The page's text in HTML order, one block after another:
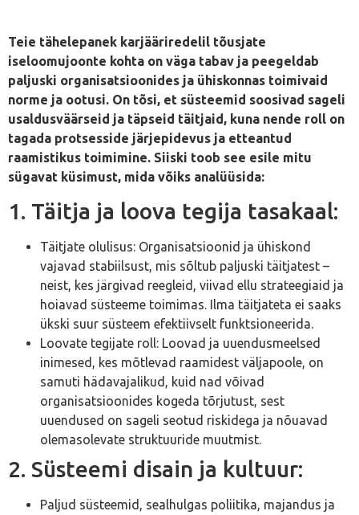
Teie tähelepanek karjääriredelil tõusjate
iseloomujoonte kohta on väga tabav ja peegeldab
paljuski organisatsioonides ja ühiskonnas toimivaid
norme ja ootusi. On tõsi, et süsteemid soosivad sageli
usaldusväärseid ja täpseid täitjaid, kuna nende roll on
tagada protsesside järjepidevus ja etteantud
raamistikus toimimine. Siiski toob see esile mitu
sügavat küsimust, mida võiks analüüsida:
1. Täitja ja loova tegija tasakaal:
Täitjate olulisus: Organisatsioonid ja ühiskond
vajavad stabiilsust, mis sõltub paljuski täitjatest –
neist, kes järgivad reegleid, viivad ellu strateegiaid ja
hoiavad süsteeme toimimas. Ilma täitjateta ei saaks
ükski suur süsteem efektiivselt funktsioneerida.
Loovate tegijate roll: Loovad ja uuendusmeelsed
inimesed, kes mõtlevad raamidest väljapoole, on
samuti hädavajalikud, kuid nad võivad
organisatsioonides kogeda tõrjutust, sest
uuendused on sageli seotud riskidega ja nõuavad
olemasolevate struktuuride muutmist.
2. Süsteemi disain ja kultuur:
Paljud süsteemid, sealhulgas poliitika, majandus ja